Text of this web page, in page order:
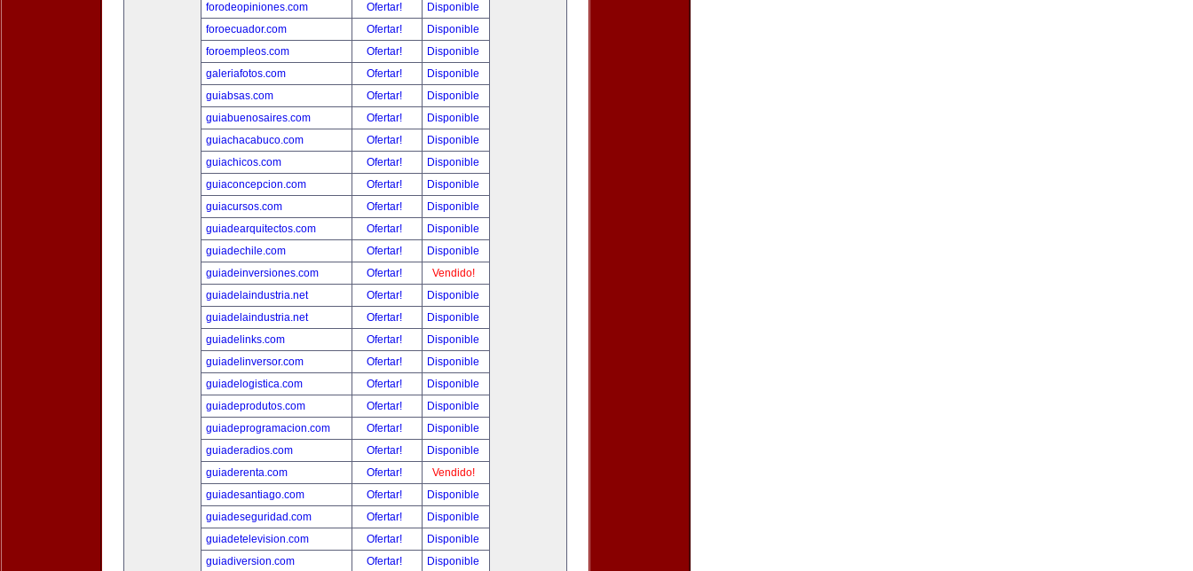
forodeopiniones.com
Ofertar!
Disponible
foroecuador.com
Ofertar!
Disponible
foroempleos.com
Ofertar!
Disponible
galeriafotos.com
Ofertar!
Disponible
guiabsas.com
Ofertar!
Disponible
guiabuenosaires.com
Ofertar!
Disponible
guiachacabuco.com
Ofertar!
Disponible
guiachicos.com
Ofertar!
Disponible
guiaconcepcion.com
Ofertar!
Disponible
guiacursos.com
Ofertar!
Disponible
guiadearquitectos.com
Ofertar!
Disponible
guiadechile.com
Ofertar!
Disponible
guiadeinversiones.com
Ofertar!
Vendido!
guiadelaindustria.net
Ofertar!
Disponible
guiadelaindustria.net
Ofertar!
Disponible
guiadelinks.com
Ofertar!
Disponible
guiadelinversor.com
Ofertar!
Disponible
guiadelogistica.com
Ofertar!
Disponible
guiadeprodutos.com
Ofertar!
Disponible
guiadeprogramacion.com
Ofertar!
Disponible
guiaderadios.com
Ofertar!
Disponible
guiaderenta.com
Ofertar!
Vendido!
guiadesantiago.com
Ofertar!
Disponible
guiadeseguridad.com
Ofertar!
Disponible
guiadetelevision.com
Ofertar!
Disponible
guiadiversion.com
Ofertar! Disponible